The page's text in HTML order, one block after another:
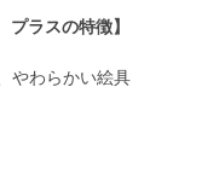
ラスの特徴】
やわらかい絵具